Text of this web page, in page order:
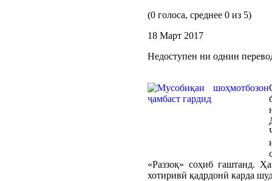
(0 голоса, среднее 0 из 5)
18 Март 2017
Недоступен ни однин
«Раззоқ» соҳиб гаштанд.
хотиривӣ қадрдонӣ карда